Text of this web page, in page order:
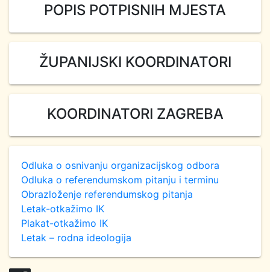
POPIS POTPISNIH MJESTA
ŽUPANIJSKI KOORDINATORI
KOORDINATORI ZAGREBA
Odluka o osnivanju organizacijskog odbora
Odluka o referendumskom pitanju i terminu
Obrazloženje referendumskog pitanja
Letak-otkažimo IK
Plakat-otkažimo IK
Letak – rodna ideologija